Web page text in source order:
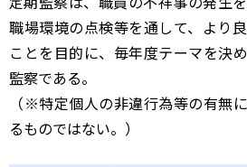
職場環境の点検等を通して、より
ことを目的に、毎年度テーマを決
監察である。
（※特定個人の非違行為等の有無
るものではない。）